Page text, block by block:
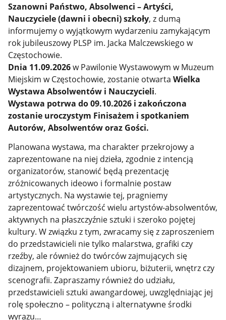
Szanowni Państwo, Absolwenci – Artyści,
Nauczyciele (dawni i obecni) szkoły, z dumą
informujemy o wyjątkowym wydarzeniu zamykającym
rok jubileuszowy PLSP im. Jacka Malczewskiego w
Częstochowie.
Dnia 11.09.2026w Pawilonie Wystawowym w Muzeum
Miejskim w Częstochowie, zostanie otwartaWielka
Wystawa Absolwentów i Nauczycieli.
Wystawa potrwa do 09.10.2026 i zakończona
zostanie uroczystym Finisażem i spotkaniem
Autorów, Absolwentów oraz Gości.
Planowana wystawa, ma charakter przekrojowy a
zaprezentowane na niej dzieła, zgodnie z intencją
organizatorów, stanowić będą prezentację
zróżnicowanych ideowo i formalnie postaw
artystycznych. Na wystawie tej, pragniemy
zaprezentować twórczość wielu artystów-absolwentów,
aktywnych na płaszczyźnie sztuki i szeroko pojętej
kultury. W związku z tym, zwracamy się z zaproszeniem
do przedstawicieli nie tylko malarstwa, grafiki czy
rzeźby, ale również do twórców zajmujących się
dizajnem, projektowaniem ubioru, biżuterii, wnętrz czy
scenografii. Zapraszamy również do udziału,
przedstawicieli sztuki awangardowej, uwzględniając jej
rolę społeczno – polityczną i alternatywne środki
wyrazu…